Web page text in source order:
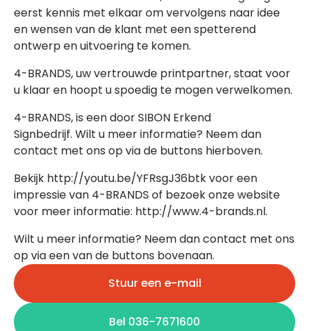
eerst kennis met elkaar om vervolgens naar idee
en wensen van de klant met een spetterend
ontwerp en uitvoering te komen.
4-BRANDS, uw vertrouwde printpartner, staat voor
u klaar en hoopt u spoedig te mogen verwelkomen.
4-BRANDS, is een door SIBON Erkend
Signbedrijf. Wilt u meer informatie? Neem dan
contact met ons op via de buttons hierboven.
Bekijk http://youtu.be/YFRsgJ36btk voor een
impressie van 4-BRANDS of bezoek onze website
voor meer informatie: http://www.4-brands.nl.
Wilt u meer informatie? Neem dan contact met ons
op via een van de buttons bovenaan.
Stuur een e-mail
Bel 036-7671600